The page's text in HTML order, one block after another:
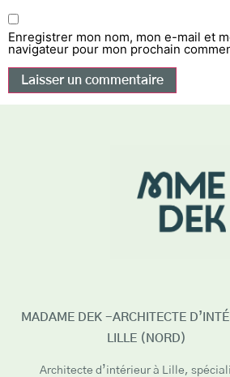
Enregistrer mon nom, mon e-mail et
navigateur pour mon prochain
MADAME DEK -ARCHITECTE
LILLE (NORD)
Architecte d’intérieur à Lille,